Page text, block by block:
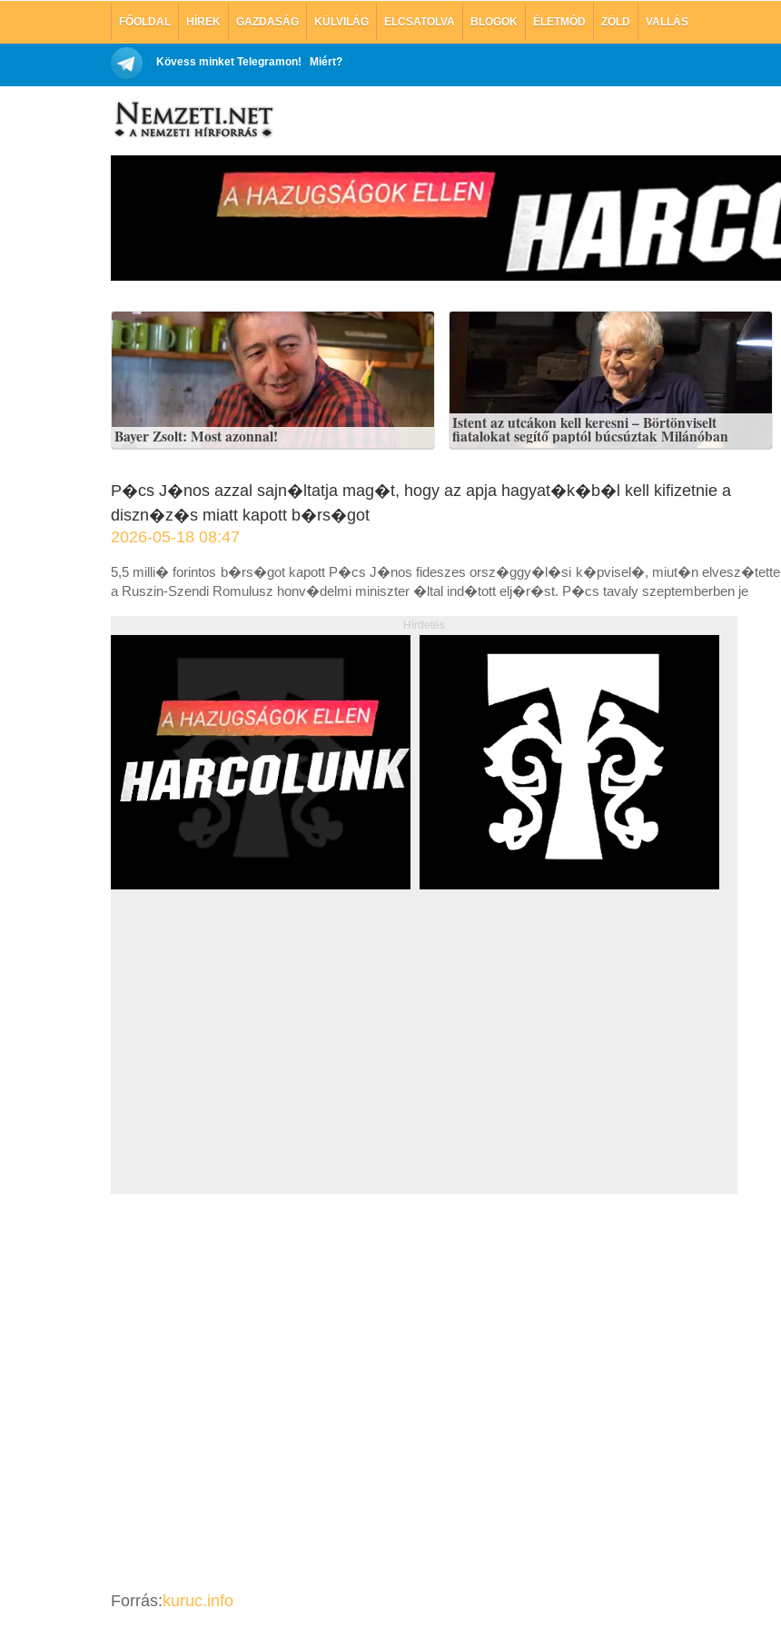
FŐOLDAL HÍREK GAZDASÁG KÜLVILÁG ELCSATOLVA BLOGOK ÉLETMÓD ZÖLD VALLÁS
Kövess minket Telegramon! Miért?
Bayer Zsolt: Most azonnal!
Istent az utcákon kell keresni – Börtönviselt
fiatalokat segítő paptól búcsúztak Milánóban
P�cs J�nos azzal sajn�ltatja mag�t, hogy az apja hagyat�k�b�l kell kifizetnie a
diszn�z�s miatt kapott b�rs�got
2026-05-18 08:47
5,5 milli� forintos b�rs�got kapott P�cs J�nos fideszes orsz�ggy�l�si k�pvisel�, miut�n elvesz�tette
a Ruszin-Szendi Romulusz honv�delmi miniszter �ltal ind�tott elj�r�st. P�cs tavaly szeptemberben je
Hírdetés
Forrás:kuruc.info